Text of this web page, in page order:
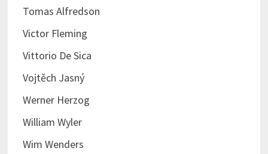
Tomas Alfredson
Victor Fleming
Vittorio De Sica
Vojtěch Jasný
Werner Herzog
William Wyler
Wim Wenders